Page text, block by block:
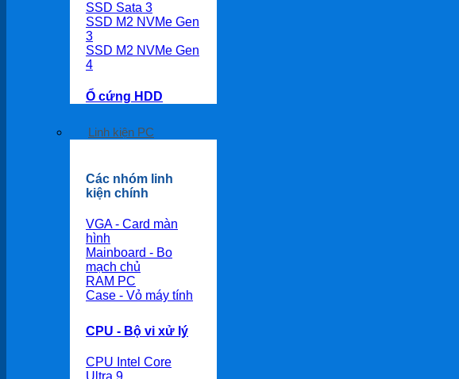
SSD Sata 3
SSD M2 NVMe Gen
3
SSD M2 NVMe Gen
4
Ổ cứng HDD
Linh kiện PC
Các nhóm linh
kiện chính
VGA - Card màn
hình
Mainboard - Bo
mạch chủ
RAM PC
Case - Vỏ máy tính
CPU - Bộ vi xử lý
CPU Intel Core
Ultra 9